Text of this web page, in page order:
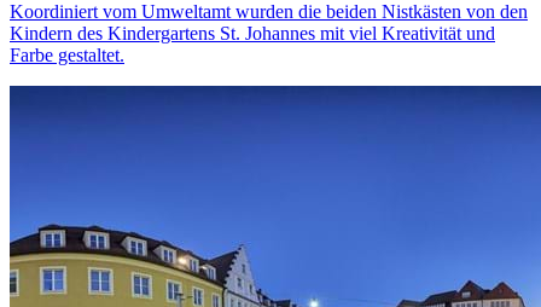
Koordiniert vom Umweltamt wurden die beiden Nistkästen von den
Kindern des Kindergartens St. Johannes mit viel Kreativität und
Farbe gestaltet.